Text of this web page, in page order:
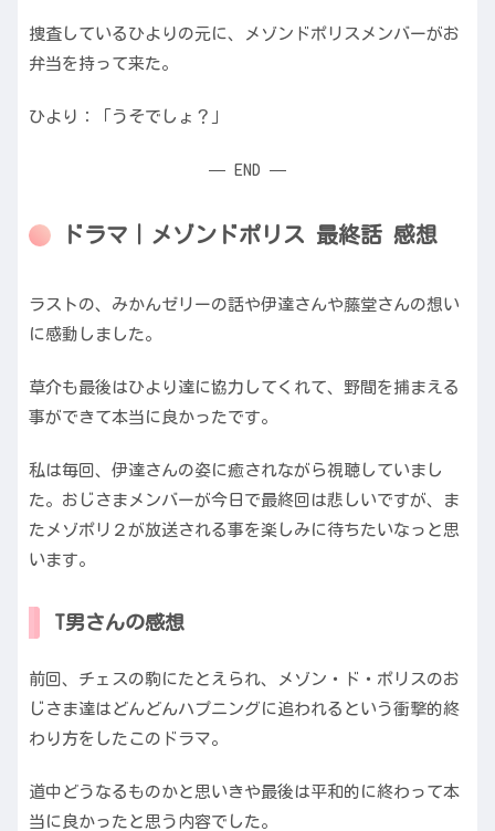
捜査しているひよりの元に、メゾンドポリスメンバーがお
弁当を持って来た。
ひより：「うそでしょ？」
— END —
ドラマ｜メゾンドポリス 最終話 感想
ラストの、みかんゼリーの話や伊達さんや藤堂さんの想い
に感動しました。
草介も最後はひより達に協力してくれて、野間を捕まえる
事ができて本当に良かったです。
私は毎回、伊達さんの姿に癒されながら視聴していまし
た。おじさまメンバーが今日で最終回は悲しいですが、ま
たメゾポリ２が放送される事を楽しみに待ちたいなっと思
います。
T男さんの感想
前回、チェスの駒にたとえられ、メゾン・ド・ポリスのお
じさま達はどんどんハプニングに追われるという衝撃的終
わり方をしたこのドラマ。
道中どうなるものかと思いきや最後は平和的に終わって本
当に良かったと思う内容でした。